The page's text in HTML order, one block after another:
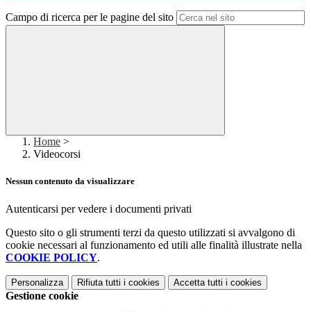
Campo di ricerca per le pagine del sito
Home >
Videocorsi
Nessun contenuto da visualizzare
Autenticarsi per vedere i documenti privati
Questo sito o gli strumenti terzi da questo utilizzati si avvalgono di
cookie necessari al funzionamento ed utili alle finalità illustrate nella
COOKIE POLICY.
Personalizza Rifiuta tutti i cookies Accetta tutti i cookies
Gestione cookie